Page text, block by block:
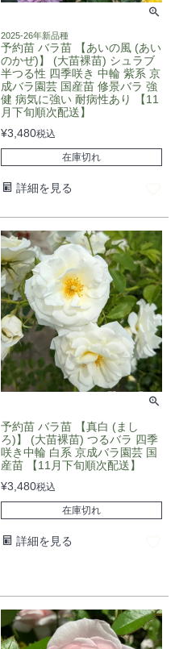
2025-26年新品種
予約苗 バラ苗 【あいの風 (あい
のかぜ)】 (大苗裸苗) シュラブ
半つる性 四季咲き 中輪 紫系 京
成バラ園芸 国産苗 修景バラ 強
健 病気に強い 耐病性あり 【11
月下旬順次配送】
¥3,480税込
在庫切れ
詳細を見る
予約苗 バラ苗 【真白 (まし
ろ)】 (大苗裸苗) つるバラ 四季
咲き中輪 白系 京成バラ園芸 国
産苗 【11月下旬順次配送】
¥3,480税込
在庫切れ
詳細を見る